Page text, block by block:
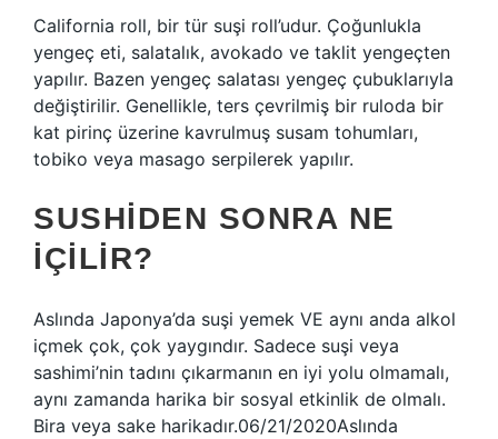
California roll, bir tür suşi roll’udur. Çoğunlukla
yengeç eti, salatalık, avokado ve taklit yengeçten
yapılır. Bazen yengeç salatası yengeç çubuklarıyla
değiştirilir. Genellikle, ters çevrilmiş bir ruloda bir
kat pirinç üzerine kavrulmuş susam tohumları,
tobiko veya masago serpilerek yapılır.
SUSHIDEN SONRA NE
IÇILIR?
Aslında Japonya’da suşi yemek VE aynı anda alkol
içmek çok, çok yaygındır. Sadece suşi veya
sashimi’nin tadını çıkarmanın en iyi yolu olmamalı,
aynı zamanda harika bir sosyal etkinlik de olmalı.
Bira veya sake harikadır.06/21/2020Aslında